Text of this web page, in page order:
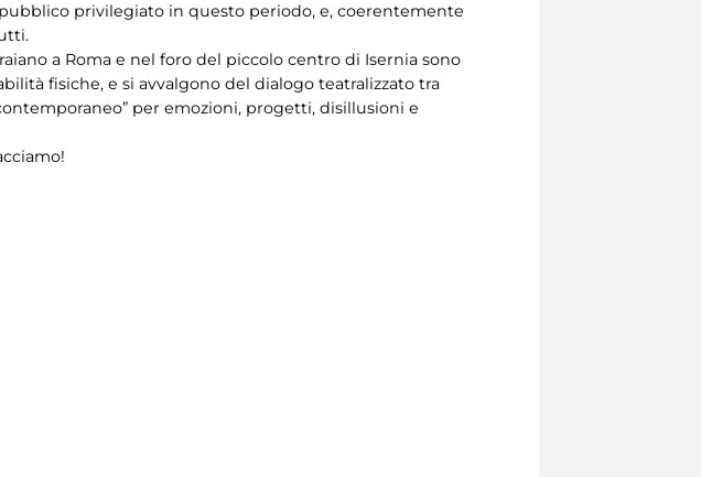
pubblico privilegiato in questo periodo, e, coerentemente
a Roma e nel foro del piccolo centro di Isernia sono
fisiche, e si avvalgono del dialogo teatralizzato tra
per emozioni, progetti, disillusioni e